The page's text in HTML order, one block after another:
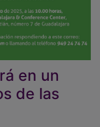
en un
de las